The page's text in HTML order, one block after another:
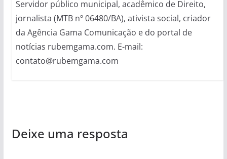
Servidor público municipal, acadêmico de Direito,
jornalista (MTB nº 06480/BA), ativista social, criador
da Agência Gama Comunicação e do portal de
notícias rubemgama.com. E-mail:
contato@rubemgama.com
Deixe uma resposta